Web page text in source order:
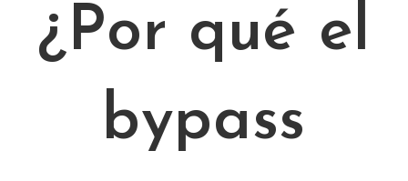
¿Por qué el
bypass